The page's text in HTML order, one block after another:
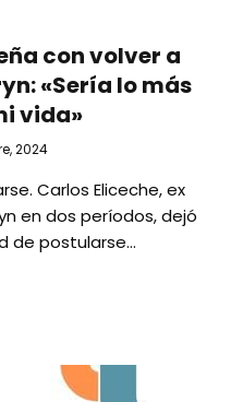
con volver a
«Sería lo más
vida»
2024
Carlos Eliceche, ex
en dos períodos, dejó
de postularse…